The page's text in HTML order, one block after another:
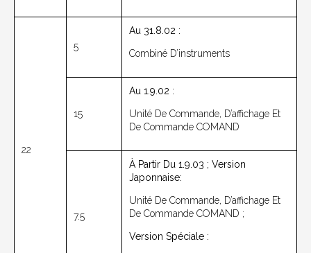
22
5
Au 31.8.02 :
Combiné D’instruments
15
Au 1.9.02 :
Unité De Commande, D’affichage Et
De Commande COMAND
7.5
À Partir Du 1.9.03 ; Version
Japonnaise:
Unité De Commande, D’affichage Et
De Commande COMAND ;
Version Spéciale :